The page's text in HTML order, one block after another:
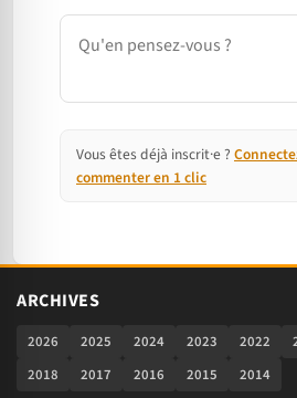
Commentaire
Vous êtes déjà inscrit·e ?
commenter en 1 clic
ARCHIVES
2026 2025 2024 2023 2022
2018
2017 2016 2015 2014